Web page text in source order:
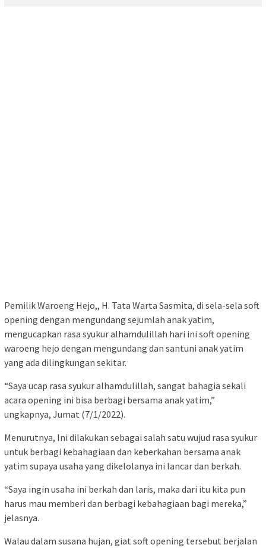
Pemilik Waroeng Hejo,, H. Tata Warta Sasmita, di sela-sela soft
opening dengan mengundang sejumlah anak yatim,
mengucapkan rasa syukur alhamdulillah hari ini soft opening
waroeng hejo dengan mengundang dan santuni anak yatim
yang ada dilingkungan sekitar.
“Saya ucap rasa syukur alhamdulillah, sangat bahagia sekali
acara opening ini bisa berbagi bersama anak yatim,”
ungkapnya, Jumat (7/1/2022).
Menurutnya, Ini dilakukan sebagai salah satu wujud rasa syukur
untuk berbagi kebahagiaan dan keberkahan bersama anak
yatim supaya usaha yang dikelolanya ini lancar dan berkah.
“Saya ingin usaha ini berkah dan laris, maka dari itu kita pun
harus mau memberi dan berbagi kebahagiaan bagi mereka,”
jelasnya.
Walau dalam susana hujan, giat soft opening tersebut berjalan